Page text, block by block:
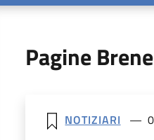
Pagine
NOTIZIARI